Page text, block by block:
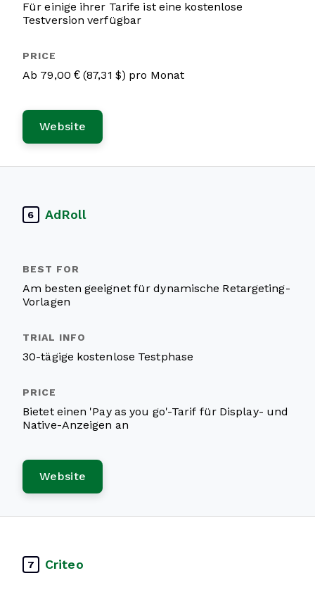
Für einige ihrer Tarife ist eine kostenlose
Testversion verfügbar
Ab 79,00 € (87,31 $) pro Monat
Website
6 AdRoll
Am besten geeignet für dynamische Retargeting-
Vorlagen
30-tägige kostenlose Testphase
Bietet einen 'Pay as you go'-Tarif für Display- und
Native-Anzeigen an
Website
7 Criteo